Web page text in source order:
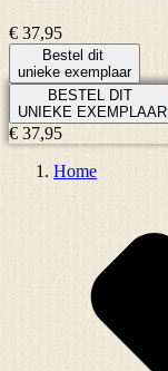
€ 37,95
Bestel dit
unieke exemplaar
BESTEL DIT
UNIEKE EXEMPLAAR
€ 37,95
Home